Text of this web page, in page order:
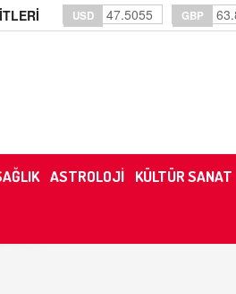
USD 47.5055 GBP
ASTROLOJİ KÜLTÜR SANAT